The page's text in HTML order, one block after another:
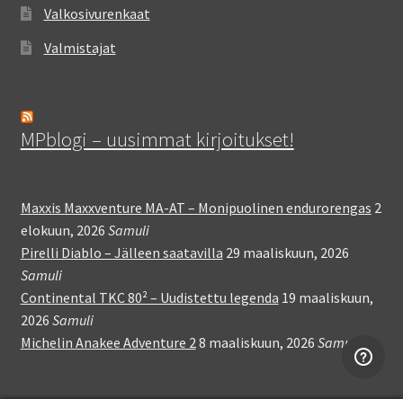
Valkosivurenkaat
Valmistajat
MPblogi – uusimmat kirjoitukset!
Maxxis Maxxventure MA-AT – Monipuolinen endurorengas 2
elokuun, 2026 Samuli
Pirelli Diablo – Jälleen saatavilla 29 maaliskuun, 2026
Samuli
Continental TKC 80² – Uudistettu legenda 19 maaliskuun,
2026 Samuli
Michelin Anakee Adventure 28 maaliskuun, 2026 Samuli